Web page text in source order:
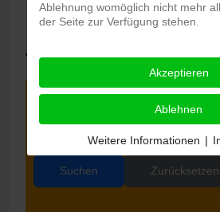
Veranstaltungen
Suchen Zurücksetzen
Ablehnung womöglich nicht mehr
der Seite zur Verfügung stehen.
Akzeptieren
Ablehnen
Weitere Informationen |